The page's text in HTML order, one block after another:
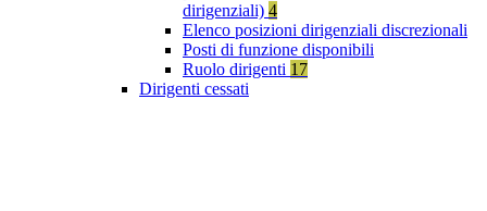
dirigenziali) 4
Elenco posizioni dirigenziali discrezionali
Posti di funzione disponibili
Ruolo dirigenti 17
Dirigenti cessati